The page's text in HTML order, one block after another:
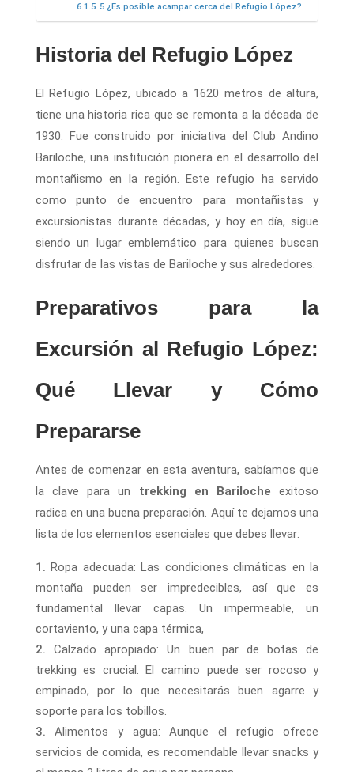
5.¿Es posible acampar cerca del Refugio López?
Historia del Refugio López
El Refugio López, ubicado a 1620 metros de altura,
tiene una historia rica que se remonta a la década de
1930. Fue construido por iniciativa del Club Andino
Bariloche, una institución pionera en el desarrollo del
montañismo en la región. Este refugio ha servido
como punto de encuentro para montañistas y
excursionistas durante décadas, y hoy en día, sigue
siendo un lugar emblemático para quienes buscan
disfrutar de las vistas de Bariloche y sus alrededores.
Preparativos para la
Excursión al Refugio López:
Qué Llevar y Cómo
Prepararse
Antes de comenzar en esta aventura, sabíamos que
la clave para un trekking en Barilocheexitoso
radica en una buena preparación. Aquí te dejamos una
lista de los elementos esenciales que debes llevar:
Ropa adecuada: Las condiciones climáticas en la
montaña pueden ser impredecibles, así que es
fundamental llevar capas. Un impermeable, un
cortaviento, y una capa térmica,
Calzado apropiado: Un buen par de botas de
trekking es crucial. El camino puede ser rocoso y
empinado, por lo que necesitarás buen agarre y
soporte para los tobillos.
Alimentos y agua: Aunque el refugio ofrece
servicios de comida, es recomendable llevar snacks y